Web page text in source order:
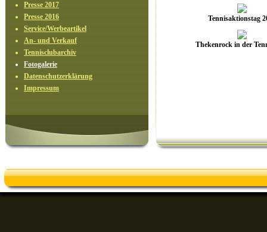
Presse 2017
Presse 2016
Service/Werbeartikel
An- und Verkauf
Tennisclubarchiv
Fotogalerie
Datenschutzerklärung
Impressum
Tennisaktionstag
Thekenrock in der